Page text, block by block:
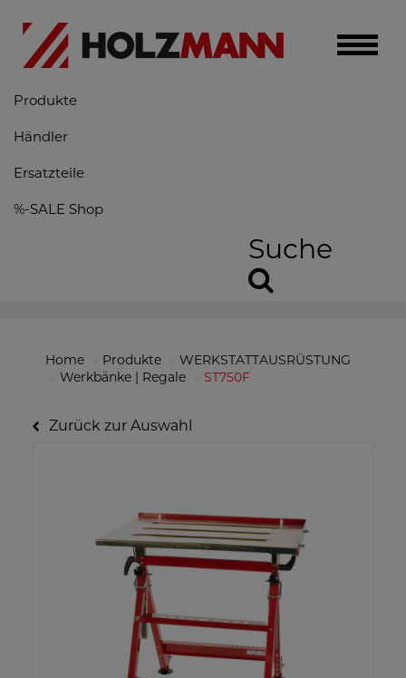
Toggle
Produkte
Händler
Ersatzteile
%-SALE Shop
Suche
Home Produkte
WERKSTATTAUSRÜSTUNG
Werkbänke | Regale
ST750F
Zurück zur Auswahl